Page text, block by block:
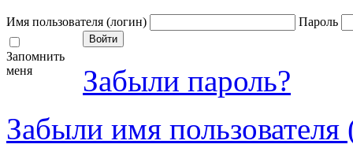
Имя пользователя (логин) Пароль
Запомнить
меня
Забыли пароль?
Забыли имя пользователя